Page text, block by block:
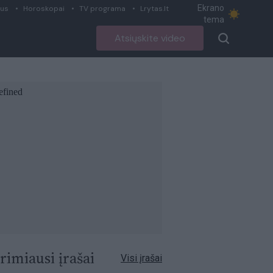
Horoskopai TV programa Lrytas.lt
Ekrano
tema
Atsiųskite video
įrašai Visi įrašai